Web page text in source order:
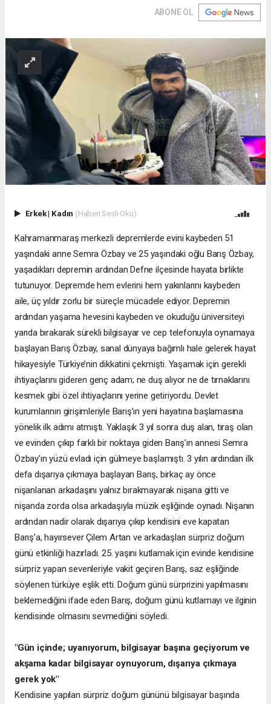
ABONE OL
Erkek| Kadın (Haberi Sesli Oku)
Kahramanmaraş merkezli depremlerde evini kaybeden 51
yaşındaki anne Semra Özbay ve 25 yaşındaki oğlu Barış Özbay,
yaşadıkları depremin ardından Defne ilçesinde hayata birlikte
tutunuyor. Depremde hem evlerini hem yakınlarını kaybeden
aile, üç yıldır zorlu bir süreçle mücadele ediyor. Depremin
ardından yaşama hevesini kaybeden ve okuduğu üniversiteyi
yarıda bırakarak sürekli bilgisayar ve cep telefonuyla oynamaya
başlayan Barış Özbay, sanal dünyaya bağımlı hale gelerek hayat
hikayesiyle Türkiye’nin dikkatini çekmişti. Yaşamak için gerekli
ihtiyaçlarını gideren genç adam; ne duş alıyor ne de tırnaklarını
kesmek gibi özel ihtiyaçlarını yerine getiriyordu. Devlet
kurumlarının girişimleriyle Barış’ın yeni hayatına başlamasına
yönelik ilk adımı atmıştı. Yaklaşık 3 yıl sonra duş alan, tıraş olan
ve evinden çıkıp farklı bir noktaya giden Barış’ın annesi Semra
Özbay’ın yüzü evladı için gülmeye başlamıştı. 3 yılın ardından ilk
defa dışarıya çıkmaya başlayan Barış, birkaç ay önce
nişanlanan arkadaşını yalnız bırakmayarak nişana gitti ve
nişanda zorda olsa arkadaşıyla müzik eşliğinde oynadı. Nişanın
ardından nadir olarak dışarıya çıkıp kendisini eve kapatan
Barış’a, hayırsever Çilem Artan ve arkadaşları sürpriz doğum
günü etkinliği hazırladı. 25. yaşını kutlamak için evinde kendisine
sürpriz yapan sevenleriyle vakit geçiren Barış, saz eşliğinde
söylenen türküye eşlik etti. Doğum günü sürprizini yapılmasını
beklemediğini ifade eden Barış, doğum günü kutlamayı ve ilginin
kendisinde olmasını sevmediğini söyledi.
"Gün içinde; uyanıyorum, bilgisayar başına geçiyorum ve
akşama kadar bilgisayar oynuyorum, dışarıya çıkmaya
gerek yok"
Kendisine yapılan sürpriz doğum gününü bilgisayar başında